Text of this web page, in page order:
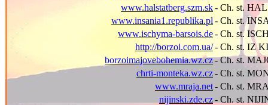
www.halstatberg.szm.sk- Ch. st.
www.insania1.republika.pl - Ch. st.
www.ischyma-barsois.de- Ch. st.
http://borzoi.com.ua/- Ch. st. IZ
borzoimajovebohemia.wz.cz- Ch. st.
chrti-monteka.wz.cz- Ch. st.
www.mraja.net- Ch. st.
nijinski.zde.cz- Ch. st.